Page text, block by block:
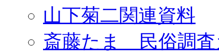
山下菊二関連資料
斎藤たま 民俗調査